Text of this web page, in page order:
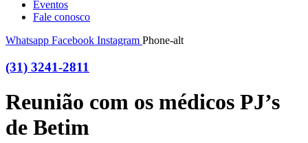
Eventos
Fale conosco
Whatsapp Facebook Instagram Phone-alt
(31) 3241-2811
Reunião com os médicos PJ’s
de Betim